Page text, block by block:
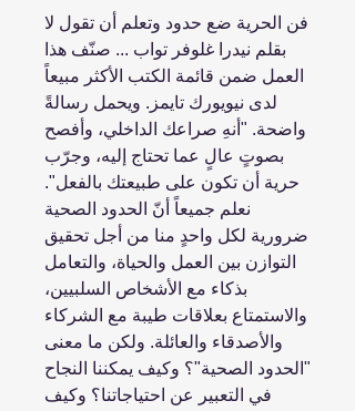
فن الحرية ضع حدود وتعلم أن تقول لا
بقلم نيدرا غلوفر تواب ... صنّف هذا
العمل ضمن قائمة الكتب الأكثر مبيعاً
لدى نيويورك تايمز. ويحمل رسالةً
واضحة. "أنهِ صراعك الداخلي، وأفصح
بصوتٍ عالٍ عما تحتاج إليه، وجرّب
حرية أن تكون على طبيعتك بالفعل".
نعلم جميعاً أنّ الحدود الصحية
ضرورية لكل واحدٍ منا من أجل تحقيق
التوازن بين العمل والحياة، والتعامل
بذكاء مع الأشخاص السلبيين،
والاستمتاع بعلاقات طيبة مع الشركاء
والأصدقاء والعائلة. ولكن ما معنى
"الحدود الصحية"؟ وكيف يمكننا النجاح
في التعبير عن احتياجاتنا؟ وكيف